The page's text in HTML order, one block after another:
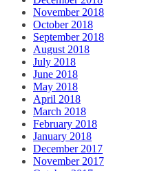
November 2018
October 2018
September 2018
August 2018
July 2018
June 2018
May 2018
April 2018
March 2018
February 2018
January 2018
December 2017
November 2017